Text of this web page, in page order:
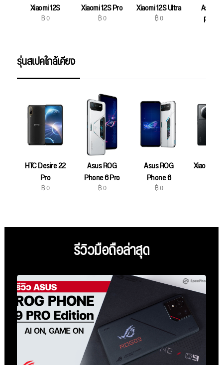
Xiaomi 12S
฿ 0
Xiaomi 12S Pro
฿ 0
Xiaomi 12S Ultra
฿ 0
Asus
รุ่นสเปคใกล้เคียง
HTC Desire 22
Pro
฿ 0
Asus ROG
Phone 6 Pro
฿ 0
Asus ROG
Phone 6
฿ 0
Xiaomi
รีวิวมือถือล่าสุด